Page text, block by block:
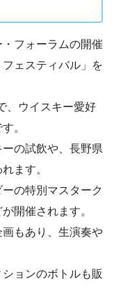
フォーラムの開催
ェスティバル」を
、ウイスキー愛好
。
の試飲や、長野県
ます。
の特別マスターク
開催されます。
もあり、生演奏や
ョンのボトルも販